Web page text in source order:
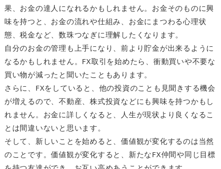
果、お金の達人になれるかもしれません。お金そのものに興
味を持つと、お金の流れや仕組み、お金にまつわる心理状
態、税金など、数珠つなぎに理解したくなります。
自分のお金の管理も上手になり、前より貯金が出来るように
なるかもしれません。FX取引を始めたら、衝動買いや不要な
買い物が減ったと聞いたこともあります。
さらに、FXをしていると、他の投資のことも見聞きする機会
が増えるので、不動産、株式投資などにも興味を持つかもし
れません。お金に詳しくなると、人生が現状より良くなるこ
とは間違いないと思います。
そして、新しいことを始めると、価値観が変化するのは当然
のことです。価値観が変化すると、新たなFX仲間や同じ目標